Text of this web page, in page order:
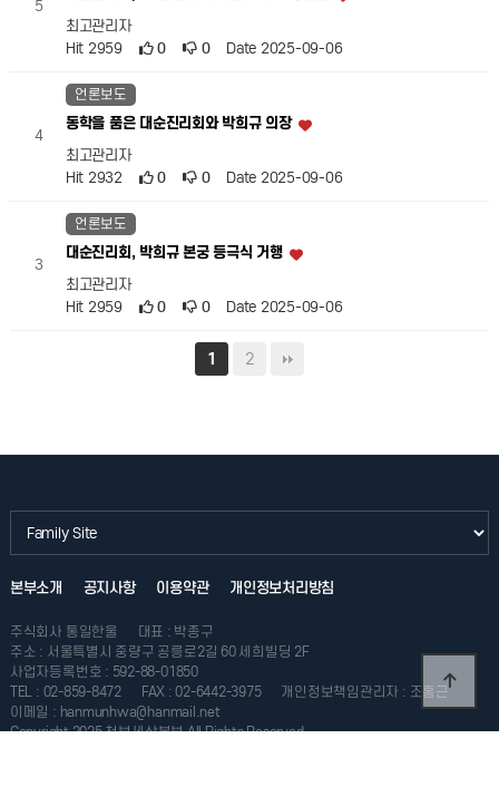
5
최고관리자
Hit 2959
0 0 Date 2025-09-06
4
언론보도
동학을 품은 대순진리회와 박희규 의장
최고관리자
Hit 2932
0 0 Date 2025-09-06
3
언론보도
대순진리회, 박희규 본궁 등극식 거행
최고관리자
Hit 2959
0 0 Date 2025-09-06
1 2
본부소개 공지사항 이용약관 개인정보처리방침
주식회사 통일한울
대표 : 박종구
주소 : 서울특별시 중량구 공릉로2길 60 세희빌딩 2F
사업자등록번호 : 592-88-01850
TEL : 02-859-8472
FAX : 02-6442-3975
개인정보책임관리자 : 조홍근
이메일 : hanmunhwa@hanmail.net
Copyright 2025 천부세상본부 All Rights Reserved.